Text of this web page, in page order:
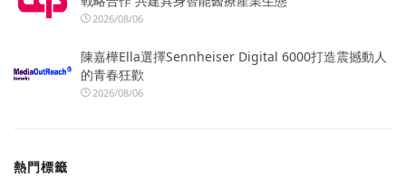
2026/08/06
陳嘉樺Ella選擇Sennheiser Digital 6000打造震撼動人
的青春狂歡
2026/08/06
熱門標籤